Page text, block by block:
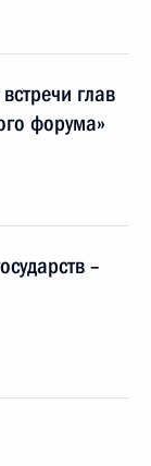
глав
форума»
–